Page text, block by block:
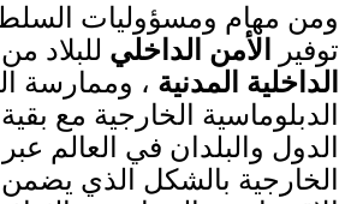
ومن مهام ومسؤوليات السلطة
توفير
الأمن الداخلي للبلاد
الداخلية المدنية ، وممارسة
الدبلوماسية الخارجية مع
الدول والبلدان في العالم
الخارجية بالشكل الذي يضمن